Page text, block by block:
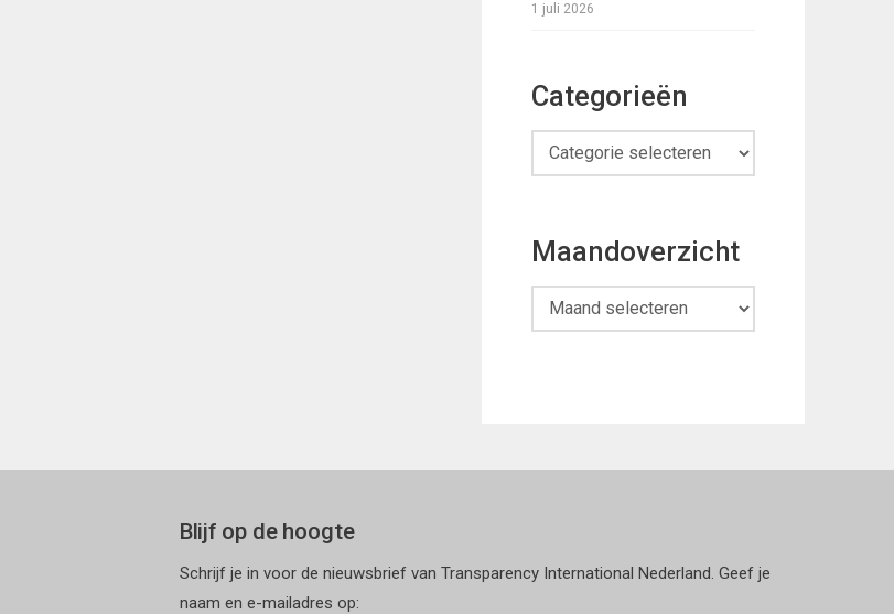
1 juli 2026
Categorieën
Categorieën
Maandoverzicht
Maandoverzicht
Blijf op de hoogte
Schrijf je in voor de nieuwsbrief van Transparency International Nederland. Geef je
naam en e-mailadres op: